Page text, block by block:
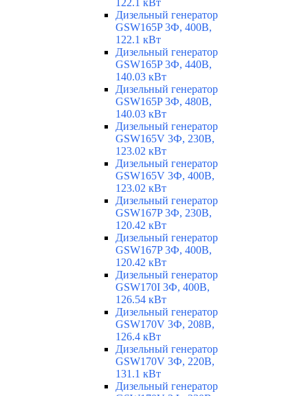
122.1 кВт
Дизельный генератор
GSW165P 3Ф, 400В,
122.1 кВт
Дизельный генератор
GSW165P 3Ф, 440В,
140.03 кВт
Дизельный генератор
GSW165P 3Ф, 480В,
140.03 кВт
Дизельный генератор
GSW165V 3Ф, 230В,
123.02 кВт
Дизельный генератор
GSW165V 3Ф, 400В,
123.02 кВт
Дизельный генератор
GSW167P 3Ф, 230В,
120.42 кВт
Дизельный генератор
GSW167P 3Ф, 400В,
120.42 кВт
Дизельный генератор
GSW170I 3Ф, 400В,
126.54 кВт
Дизельный генератор
GSW170V 3Ф, 208В,
126.4 кВт
Дизельный генератор
GSW170V 3Ф, 220В,
131.1 кВт
Дизельный генератор